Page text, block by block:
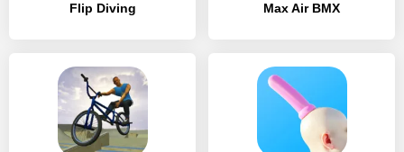
Flip Diving Max Air BMX